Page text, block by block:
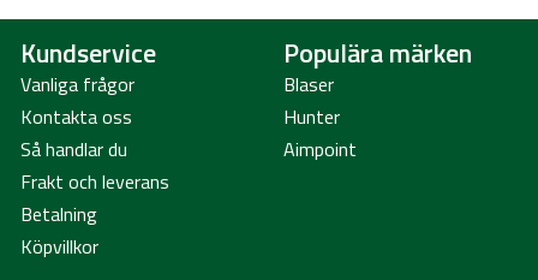
Kundservice
Vanliga frågor
Kontakta oss
Så handlar du
Frakt och leverans
Betalning
Köpvillkor
Populära märken
Blaser
Hunter
Aimpoint